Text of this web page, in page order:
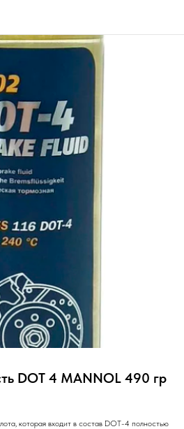
DOT 4 MANNOL 490 гр
которая входит в состав DOT-4 полностью